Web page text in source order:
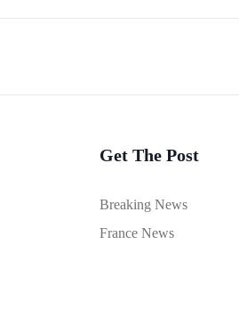
Get The Post
Breaking News
France News